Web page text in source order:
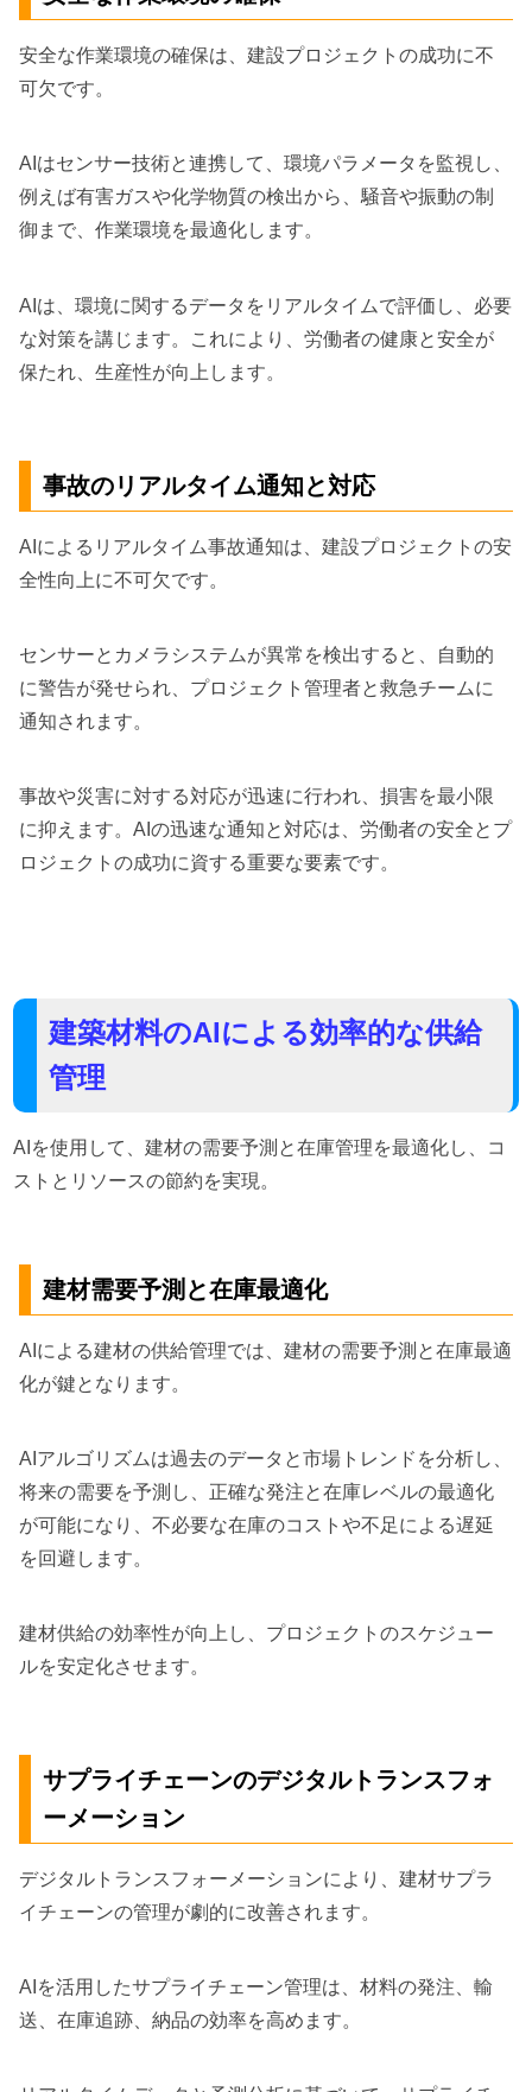
安全な作業環境の確保は、建設プロジェクトの成功に不
可欠です。
AIはセンサー技術と連携して、環境パラメータを監視し、
例えば有害ガスや化学物質の検出から、騒音や振動の制
御まで、作業環境を最適化します。
AIは、環境に関するデータをリアルタイムで評価し、必要
な対策を講じます。これにより、労働者の健康と安全が
保たれ、生産性が向上します。
事故のリアルタイム通知と対応
AIによるリアルタイム事故通知は、建設プロジェクトの安
全性向上に不可欠です。
センサーとカメラシステムが異常を検出すると、自動的
に警告が発せられ、プロジェクト管理者と救急チームに
通知されます。
事故や災害に対する対応が迅速に行われ、損害を最小限
に抑えます。AIの迅速な通知と対応は、労働者の安全とプ
ロジェクトの成功に資する重要な要素です。
建築材料のAIによる効率的な供給
管理
AIを使用して、建材の需要予測と在庫管理を最適化し、コ
ストとリソースの節約を実現。
建材需要予測と在庫最適化
AIによる建材の供給管理では、建材の需要予測と在庫最適
化が鍵となります。
AIアルゴリズムは過去のデータと市場トレンドを分析し、
将来の需要を予測し、正確な発注と在庫レベルの最適化
が可能になり、不必要な在庫のコストや不足による遅延
を回避します。
建材供給の効率性が向上し、プロジェクトのスケジュー
ルを安定化させます。
サプライチェーンのデジタルトランスフォ
ーメーション
デジタルトランスフォーメーションにより、建材サプラ
イチェーンの管理が劇的に改善されます。
AIを活用したサプライチェーン管理は、材料の発注、輸
送、在庫追跡、納品の効率を高めます。